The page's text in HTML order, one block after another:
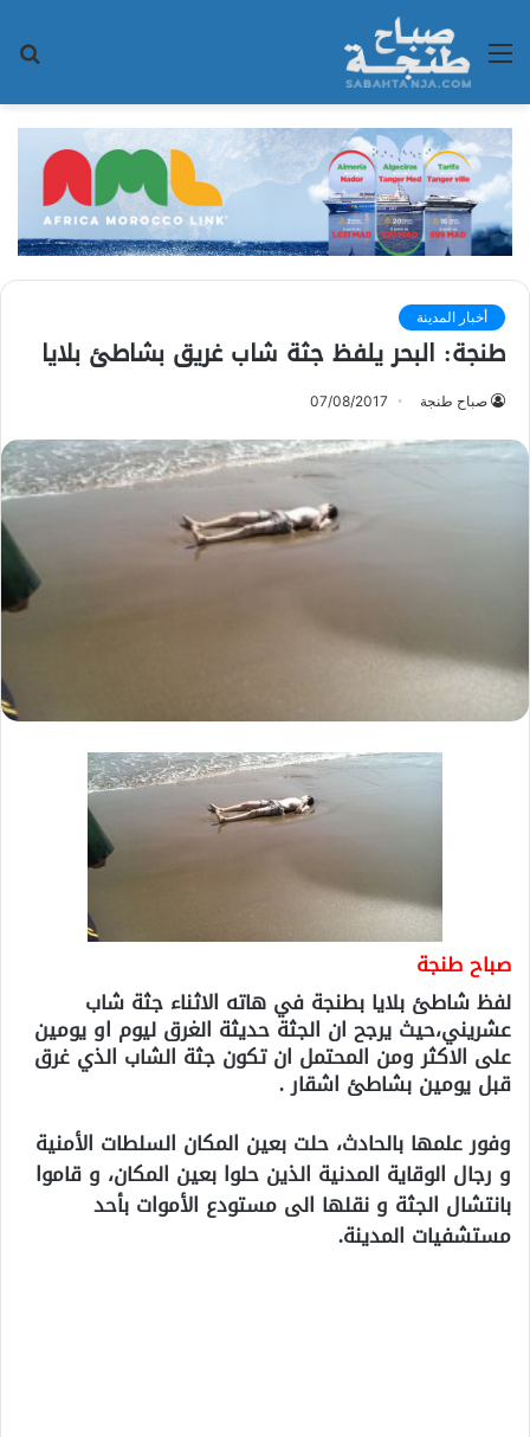
القائمة
أخبار المدينة
طنجة: البحر يلفظ جثة شاب غريق بشاطئ بلايا
صباح طنجة 07/08/2017
صباح طنجة
لفظ شاطئ بلايا بطنجة في هاته الاثناء جثة شاب
عشريني،حيث يرجح ان الجثة حديثة الغرق ليوم او يومين
على الاكثر ومن المحتمل ان تكون جثة الشاب الذي غرق
قبل يومين بشاطئ اشقار .
وفور علمها بالحادث، حلت بعين المكان السلطات الأمنية
و رجال الوقاية المدنية الذين حلوا بعين المكان، و قاموا
بانتشال الجثة و نقلها الى مستودع الأموات بأحد
مستشفيات المدينة.